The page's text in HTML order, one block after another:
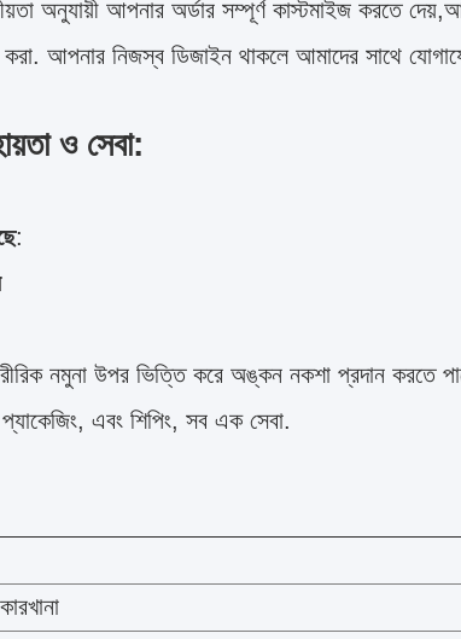
অনুযায়ী আপনার অর্ডার সম্পূর্ণ কাস্টমাইজ করতে
করা. আপনার নিজস্ব ডিজাইন থাকলে আমাদের সাথে
ও সেবা:
:
নমুনা উপর ভিত্তি করে অঙ্কন নকশা প্রদান করতে
এবং শিপিং, সব এক সেবা.